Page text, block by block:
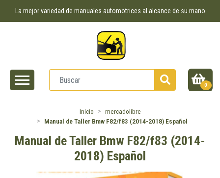
La mejor variedad de manuales automotrices al alcance de su mano
0
Inicio
mercadolibre
Manual de Taller Bmw F82/f83 (2014-2018) Español
Manual de Taller Bmw F82/f83 (2014-
2018) Español